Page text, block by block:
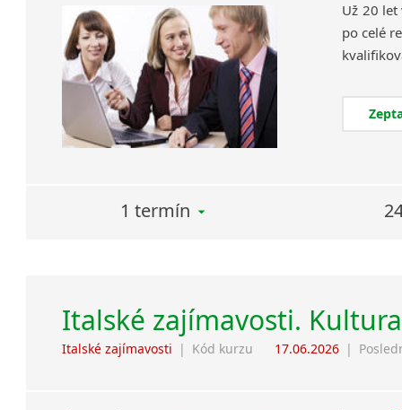
Už 20 let
po celé
1 termín
Italské zajímavosti.
Italské zajímavosti | Kód kurzu 17.06.2026 |